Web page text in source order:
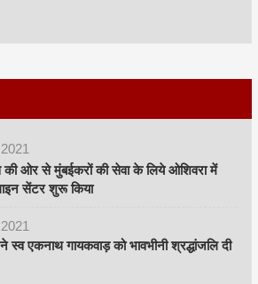
2021
की ओर से मुंबईकरों की सेवा के लिये ओशिवरा में
सेंटर शुरू किया
2021
स्व एकनाथ गायकवाड़ को भावभीनी श्रद्धांजलि दी